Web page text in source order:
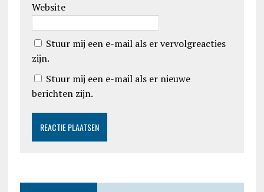
Website
Stuur mij een e-mail als er vervolgreacties
zijn.
Stuur mij een e-mail als er nieuwe
berichten zijn.